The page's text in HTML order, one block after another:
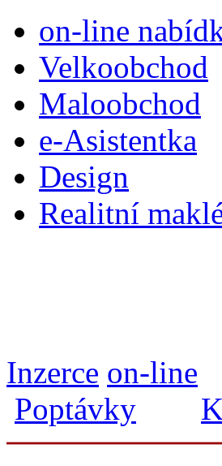
on-line
Velkoobchod
Maloobchod
e-Asistentka
Design
Realitní
Inzerce on-line
Poptávky